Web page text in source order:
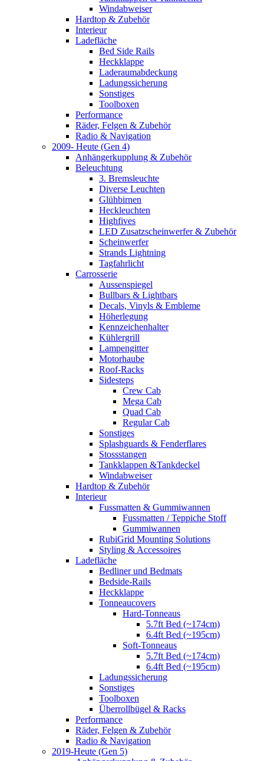
Windabweiser
Hardtop & Zubehör
Interieur
Ladefläche
Bed Side Rails
Heckklappe
Laderaumabdeckung
Ladungssicherung
Sonstiges
Toolboxen
Performance
Räder, Felgen & Zubehör
Radio & Navigation
2009- Heute (Gen 4)
Anhängerkupplung & Zubehör
Beleuchtung
3. Bremsleuchte
Diverse Leuchten
Glühbirnen
Heckleuchten
Highfives
LED Zusatzscheinwerfer & Zubehör
Scheinwerfer
Strands Lightning
Tagfahrlicht
Carrosserie
Aussenspiegel
Bullbars & Lightbars
Decals, Vinyls & Embleme
Höherlegung
Kennzeichenhalter
Kühlergrill
Lampengitter
Motorhaube
Roof-Racks
Sidesteps
Crew Cab
Mega Cab
Quad Cab
Regular Cab
Sonstiges
Splashguards & Fenderflares
Stossstangen
Tankklappen &Tankdeckel
Windabweiser
Hardtop & Zubehör
Interieur
Fussmatten & Gummiwannen
Fussmatten / Teppiche Stoff
Gummiwannen
RubiGrid Mounting Solutions
Styling & Accessoires
Ladefläche
Bedliner und Bedmats
Bedside-Rails
Heckklappe
Tonneaucovers
Hard-Tonneaus
5.7ft Bed (~174cm)
6.4ft Bed (~195cm)
Soft-Tonneaus
5.7ft Bed (~174cm)
6.4ft Bed (~195cm)
Ladungssicherung
Sonstiges
Toolboxen
Überrollbügel & Racks
Performance
Räder, Felgen & Zubehör
Radio & Navigation
2019-Heute (Gen 5)